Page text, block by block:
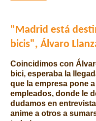
"Madrid está
bicis", Álvaro
Coincidimos con
bici, esperaba la
que la empresa pone
empleados, donde le
dudamos en
anime a otros a